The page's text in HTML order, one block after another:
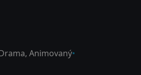
, Animovaný